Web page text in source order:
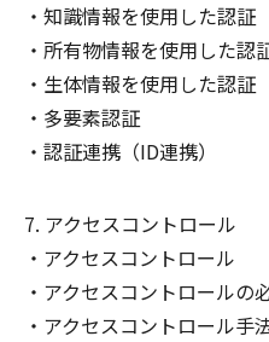
知識情報を使用した認証
所有物情報を使用した認
生体情報を使用した認証
多要素認証
認証連携（ID連携）
アクセスコントロール
アクセスコントロール
アクセスコントロールの
アクセスコントロール手